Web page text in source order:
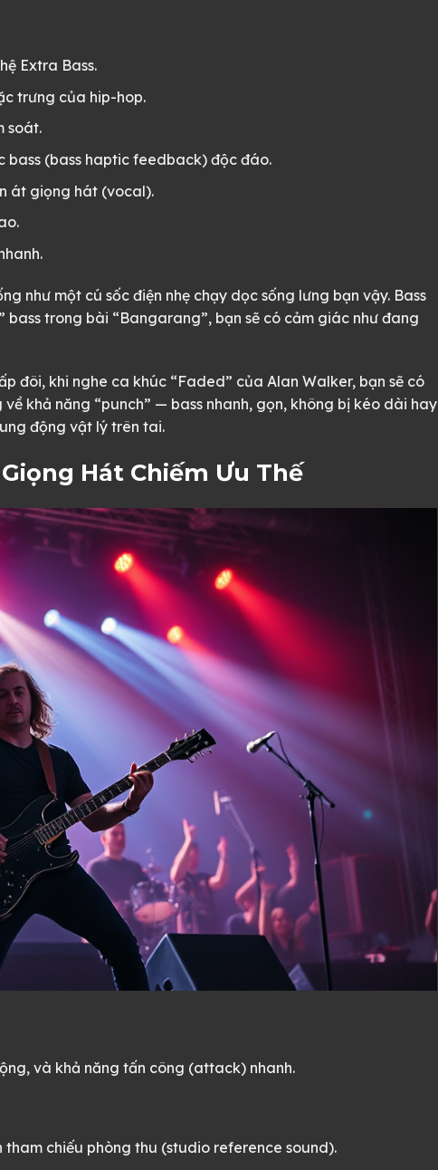
Extra Bass.
trưng của hip-hop.
soát.
bass (bass haptic feedback) độc đáo.
át giọng hát (vocal).
như một cú sốc điện nhẹ chạy dọc sống lưng bạn vậy. Bass
bass trong bài “Bangarang”, bạn sẽ có cảm giác như đang
đôi, khi nghe ca khúc “Faded” của Alan Walker, bạn sẽ có
khả năng “punch” — bass nhanh, gọn, không bị kéo dài hay
động vật lý trên tai.
Hát Chiếm Ưu Thế
và khả năng tấn công (attack) nhanh.
chiếu phòng thu (studio reference sound).